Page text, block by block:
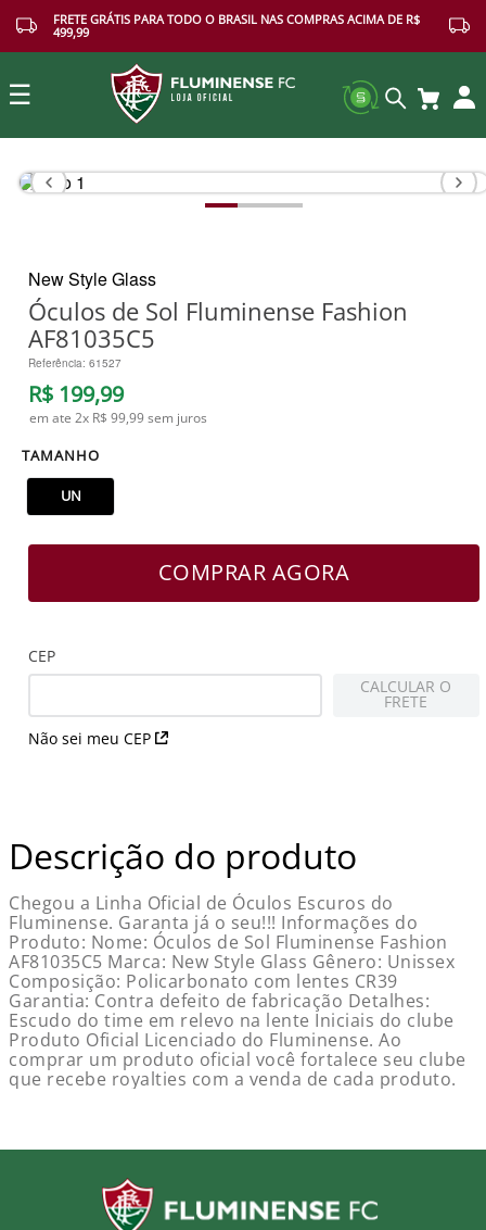
FRETE GRÁTIS PARA TODO O BRASIL NAS COMPRAS ACIMA DE R$
499,99
☰
Buscar
New Style Glass
Óculos de Sol Fluminense Fashion
AF81035C5
Referência: 61527
R$ 199,99
em ate 2x R$ 99,99sem juros
TAMANHO
UN
COMPRAR AGORA
CEP
Não sei meu CEP
CALCULAR O
FRETE
Descrição do produto
Chegou a Linha Oficial de Óculos Escuros do
Fluminense. Garanta já o seu!!! Informações do
Produto: Nome: Óculos de Sol Fluminense Fashion
AF81035C5 Marca: New Style Glass Gênero: Unissex
Composição: Policarbonato com lentes CR39
Garantia: Contra defeito de fabricação Detalhes:
Escudo do time em relevo na lente Iniciais do clube
Produto Oficial Licenciado do Fluminense. Ao
comprar um produto oficial você fortalece seu clube
que recebe royalties com a venda de cada produto.